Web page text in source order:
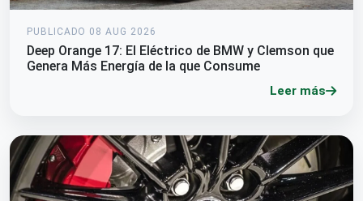
PUBLICADO 08 AUG 2026
Deep Orange 17: El Eléctrico de BMW y Clemson que
Genera Más Energía de la que Consume
Leer más